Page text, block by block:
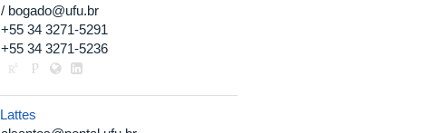
bogado@ufu.br
+55 34 3271-5291
+55 34 3271-5236
Lattes